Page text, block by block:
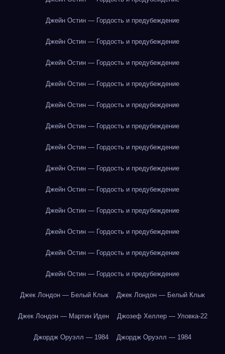
Джейн Остин — Гордость и предубеждение
Джейн Остин — Гордость и предубеждение
Джейн Остин — Гордость и предубеждение
Джейн Остин — Гордость и предубеждение
Джейн Остин — Гордость и предубеждение
Джейн Остин — Гордость и предубеждение
Джейн Остин — Гордость и предубеждение
Джейн Остин — Гордость и предубеждение
Джейн Остин — Гордость и предубеждение
Джейн Остин — Гордость и предубеждение
Джейн Остин — Гордость и предубеждение
Джейн Остин — Гордость и предубеждение
Джейн Остин — Гордость и предубеждение
Джек Лондон — Белый Клык Джек Лондон — Белый Клык
Джек Лондон — Мартин Иден Джозеф Хеллер — Уловка-22
Джордж Оруэлл — 1984 Джордж Оруэлл — 1984